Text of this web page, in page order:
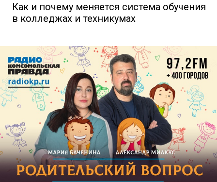
Как и почему меняется система обучения
в колледжах и техникумах